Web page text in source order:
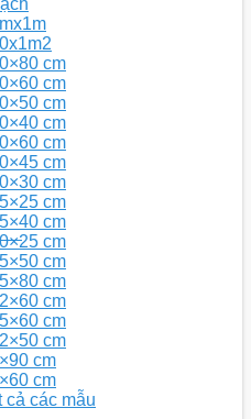
cm
cm
cm
cm
cm
cm
cm
cm
cm
cm
cm
cm
cm
cm
cm
cm
cm
cả các mẫu